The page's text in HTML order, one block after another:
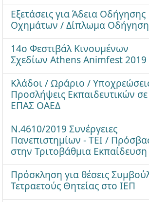
Εξετάσεις για Άδεια Οδήγησης
Οχημάτων / Δίπλωμα
14ο Φεστιβάλ Κινουμένων
Σχεδίων Athens Animfest 2019
Κλάδοι / Ωράριο /
Προσλήψεις Εκπαιδευτικών σε
ΕΠΑΣ ΟΑΕΔ
Ν.4610/2019 Συνέργειες
Πανεπιστημίων - ΤΕΙ /
στην Τριτοβάθμια Εκπαίδευση
Πρόσκληση για θέσεις
Τετραετούς Θητείας στο ΙΕΠ